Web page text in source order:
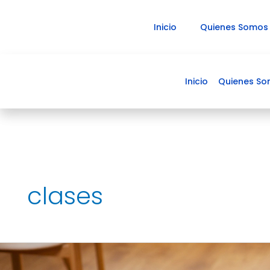
Inicio Quienes Somos
Inicio Quienes
clases
La
enseñanza